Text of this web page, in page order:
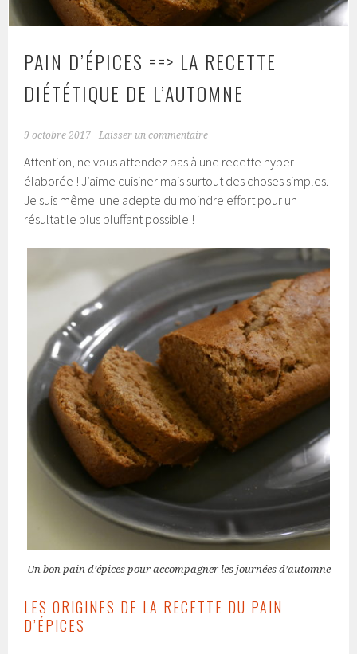
PAIN D’ÉPICES ==> LA RECETTE
DIÉTÉTIQUE DE L’AUTOMNE
9 octobre 2017 Laisser un commentaire
Attention, ne vous attendez pas à une recette hyper
élaborée ! J’aime cuisiner mais surtout des choses simples.
Je suis même une adepte du moindre effort pour un
résultat le plus bluffant possible !
Un bon pain d’épices pour accompagner les journées d’automne
LES ORIGINES DE LA RECETTE DU PAIN
D’ÉPICES